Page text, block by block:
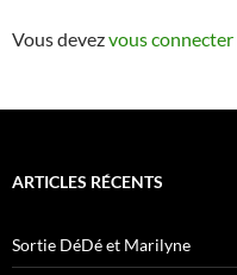
Vous devezvous connecter
ARTICLES RÉCENTS
Sortie DéDé et Marilyne